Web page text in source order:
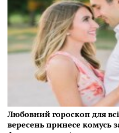
Любовний гороскоп для
вересень принесе комусь